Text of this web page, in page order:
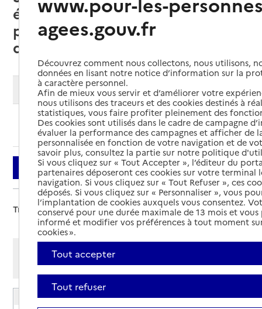
établissements d'hébergement
pour personnes âgées
dépendantes (EHPAD)
Modifier ma recherche
Ajouter cette recherche aux favoris
Filtrer
Trier par :
Afficher les résultats par:
Mode liste
Mode carte
EHPAD Bois Fleuri
agees.gouv.fr
Découvrez comment nous collectons, nous utilisons,
données en lisant notre notice d’information sur la
à caractère personnel.
Afin de mieux vous servir et d’améliorer votre
nous utilisons des traceurs et des cookies destinés à
statistiques, vous faire profiter pleinement des
Des cookies sont utilisés dans le cadre de campagne
évaluer la performance des campagnes et afficher de
personnalisée en fonction de votre navigation et de
savoir plus, consultez la partie sur notre politique
Si vous cliquez sur « Tout Accepter », l’éditeur du
partenaires déposeront ces cookies sur votre terminal
navigation. Si vous cliquez sur « Tout Refuser », ces
déposés. Si vous cliquez sur « Personnaliser », vous
l’implantation de cookies auxquels vous consentez.
conservé pour une durée maximale de 13 mois et
informé et modifier vos préférences à tout moment
cookies ».
Tout accepter
Tout refuser